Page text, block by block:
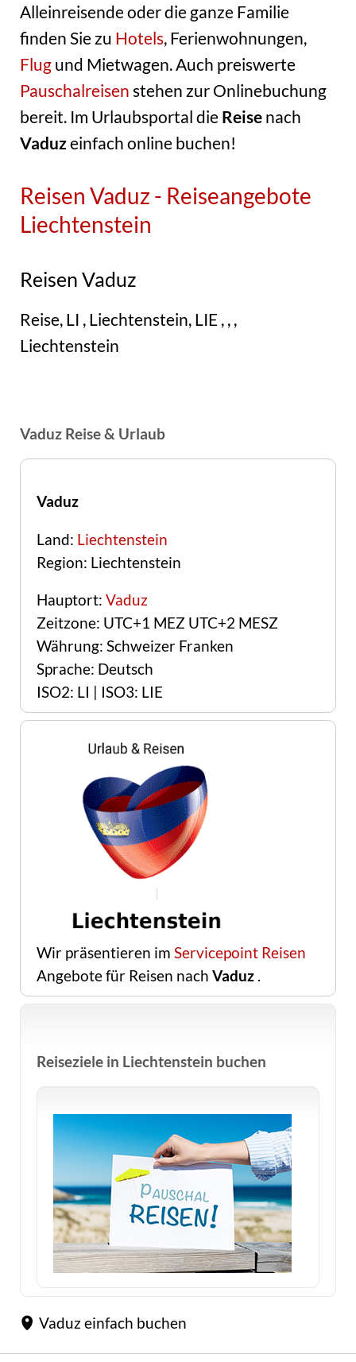
Alleinreisende oder die ganze Familie
finden Sie zu Hotels, Ferienwohnungen,
Flugund Mietwagen. Auch preiswerte
Pauschalreisenstehen zur Onlinebuchung
bereit. Im Urlaubsportal dieReisenach
Vaduzeinfach online buchen!
Reisen Vaduz - Reiseangebote
Liechtenstein
Reisen Vaduz
Reise, LI , Liechtenstein, LIE , , ,
Liechtenstein
Vaduz Reise & Urlaub
Vaduz
Land: Liechtenstein
Region: Liechtenstein
Hauptort: Vaduz
Zeitzone: UTC+1 MEZ UTC+2 MESZ
Währung: Schweizer Franken
Sprache: Deutsch
ISO2: LI | ISO3: LIE
Wir präsentieren im Servicepoint Reisen
Angebote für Reisen nach Vaduz.
Reiseziele in Liechtenstein buchen
Vaduz einfach buchen